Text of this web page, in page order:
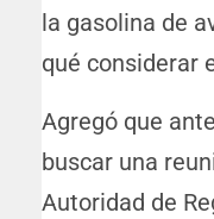
la gasolina de
qué considerar
Agregó que
buscar una
Autoridad de